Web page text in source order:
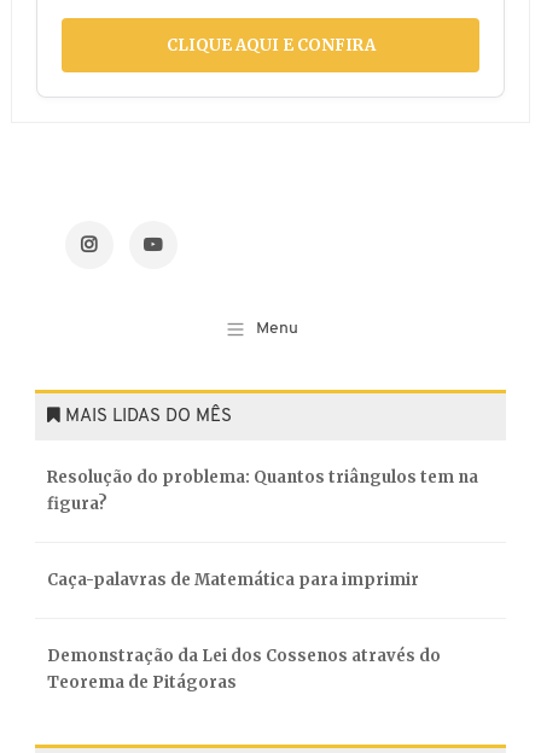
CLIQUE AQUI E CONFIRA
MAIS LIDAS DO MÊS
Resolução do problema: Quantos triângulos tem na
figura?
Caça-palavras de Matemática para imprimir
Demonstração da Lei dos Cossenos através do
Teorema de Pitágoras